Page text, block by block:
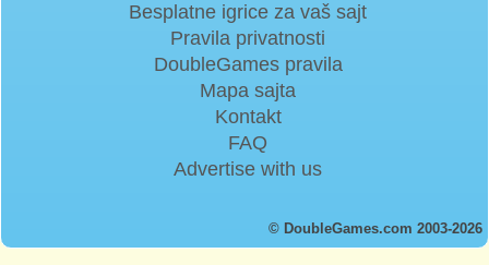
Besplatne igrice za vaš sajt
Pravila privatnosti
DoubleGames pravila
Mapa sajta
Kontakt
FAQ
Advertise with us
© DoubleGames.com 2003-2026